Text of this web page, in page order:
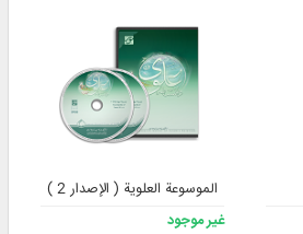
الموسوعة العلوية ( الإصدار 2 )
غير موجود